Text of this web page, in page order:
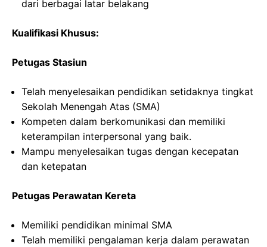
dari berbagai latar belakang
Kualifikasi Khusus:
Petugas Stasiun
Telah menyelesaikan pendidikan setidaknya tingkat
Sekolah Menengah Atas (SMA)
Kompeten dalam berkomunikasi dan memiliki
keterampilan interpersonal yang baik.
Mampu menyelesaikan tugas dengan kecepatan
dan ketepatan
Petugas Perawatan Kereta
Memiliki pendidikan minimal SMA
Telah memiliki pengalaman kerja dalam perawatan